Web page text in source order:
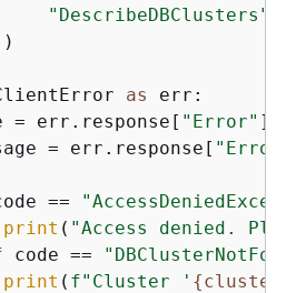
"DescribeDBClusters"
as err:
= err.response[
"Error" ][
= err.response[
"Error"
==
print ( "Access denied.
code ==
print ( f"Cluster ' {